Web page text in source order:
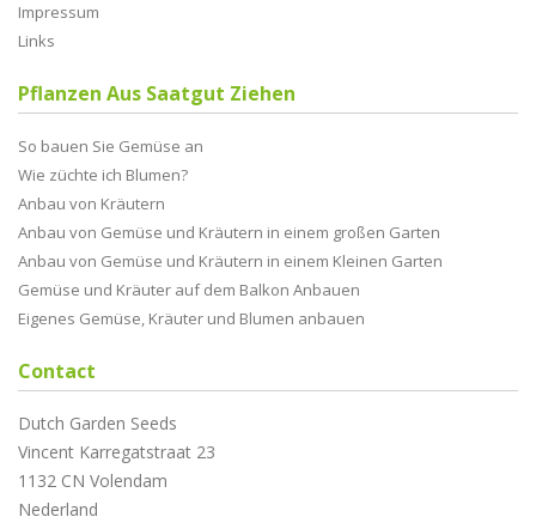
Impressum
Links
Pflanzen Aus Saatgut Ziehen
So bauen Sie Gemüse an
Wie züchte ich Blumen?
Anbau von Kräutern
Anbau von Gemüse und Kräutern in einem großen Garten
Anbau von Gemüse und Kräutern in einem Kleinen Garten
Gemüse und Kräuter auf dem Balkon Anbauen
Eigenes Gemüse, Kräuter und Blumen anbauen
Contact
Dutch Garden Seeds
Vincent Karregatstraat 23
1132 CN Volendam
Nederland